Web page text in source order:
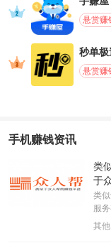
悬赏赚
秒单极
悬赏赚
手机赚钱资讯
类
于
类
服
其